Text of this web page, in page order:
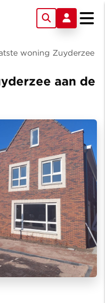
woning Zuyderzee
aan de